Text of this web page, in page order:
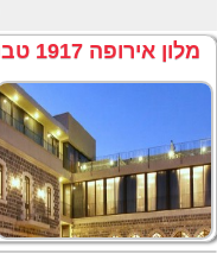
מלון אירופה 1917 טבריה